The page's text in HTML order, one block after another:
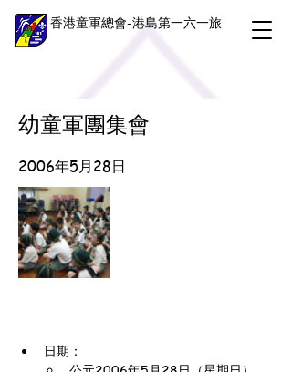
香港童軍總會-港島第一六一旅
幼童軍團集會
2006年5月28日
日期：